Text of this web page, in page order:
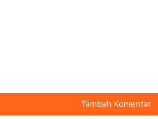
Tambah Komentar